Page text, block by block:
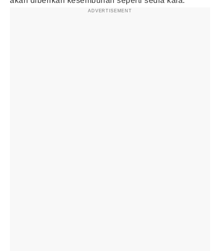
ADVERTISEMENT